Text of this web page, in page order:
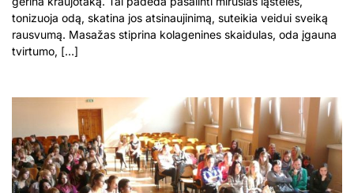
tonizuoja odą, skatina jos atsinaujinimą, suteikia veidui sveiką
rausvumą. Masažas stiprina kolagenines skaidulas, oda įgauna
tvirtumo, […]